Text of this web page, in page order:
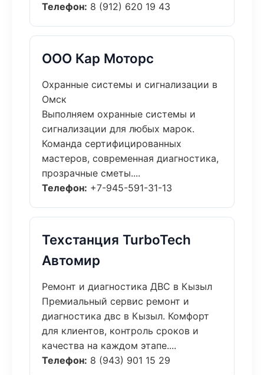
Телефон: 8 (912) 620 19 43
ООО Кар Моторс
Охранные системы и сигнализации в
Омск
Выполняем охранные системы и
сигнализации для любых марок.
Команда сертифицированных
мастеров, современная диагностика,
прозрачные сметы....
Телефон: +7-945-591-31-13
Техстанция TurboTech
Автомир
Ремонт и диагностика ДВС в Кызыл
Премиальный сервис ремонт и
диагностика двс в Кызыл. Комфорт
для клиентов, контроль сроков и
качества на каждом этапе....
Телефон: 8 (943) 901 15 29